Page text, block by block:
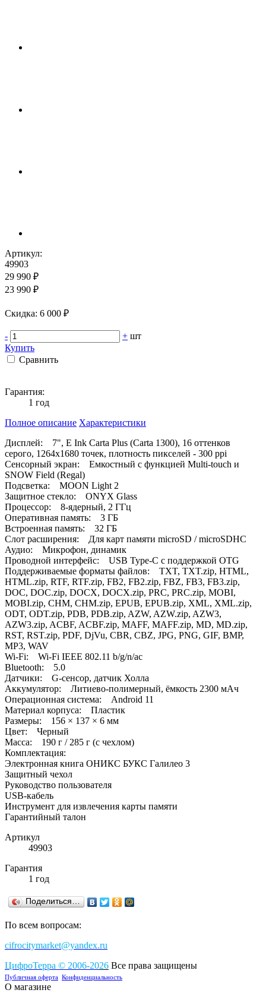
Артикул:
49903
29 990 ₽
23 990 ₽
Cкидка: 6 000 ₽
- + шт
Купить
Сравнить
Гарантия:
1 год
Полное описание Характеристики
Дисплей: 7", E Ink Carta Plus (Carta 1300), 16 оттенков
серого, 1264x1680 точек, плотность пикселей - 300 ppi
Сенсорный экран: Емкостный с функцией Multi-touch и
SNOW Field (Regal)
Подсветка: MOON Light 2
Защитное стекло: ONYX Glass
Процессор: 8-ядерный, 2 ГГц
Оперативная память: 3 ГБ
Встроенная память: 32 ГБ
Cлот расширения: Для карт памяти microSD / microSDHC
Аудио: Микрофон, динамик
Проводной интерфейс: USB Type-C с поддержкой OTG
Поддерживаемые форматы файлов: TXT, TXT.zip, HTML,
HTML.zip, RTF, RTF.zip, FB2, FB2.zip, FBZ, FB3, FB3.zip,
DOC, DOC.zip, DOCX, DOCX.zip, PRC, PRC.zip, MOBI,
MOBI.zip, CHM, CHM.zip, EPUB, EPUB.zip, XML, XML.zip,
ODT, ODT.zip, PDB, PDB.zip, AZW, AZW.zip, AZW3,
AZW3.zip, ACBF, ACBF.zip, MAFF, MAFF.zip, MD, MD.zip,
RST, RST.zip, PDF, DjVu, CBR, CBZ, JPG, PNG, GIF, BMP,
MP3, WAV
Wi-Fi: Wi-Fi IEEE 802.11 b/g/n/ac
Bluetooth: 5.0
Датчики: G-сенсор, датчик Холла
Аккумулятор: Литиево-полимерный, ёмкость 2300 мАч
Операционная система: Android 11
Материал корпуса: Пластик
Размеры: 156 × 137 × 6 мм
Цвет: Черный
Масса: 190 г / 285 г (с чехлом)
Комплектация:
Электронная книга ОНИКС БУКС Галилео 3
Защитный чехол
Руководство пользователя
USB-кабель
Инструмент для извлечения карты памяти
Гарантийный талон
Артикул
49903
Гарантия
1 год
Поделиться…
По всем вопросам:
cifrocitymarket@yandex.ru
ЦифроТерра © 2006-2026 Все права защищены
Публичная оферта Конфиденциальность
О магазине